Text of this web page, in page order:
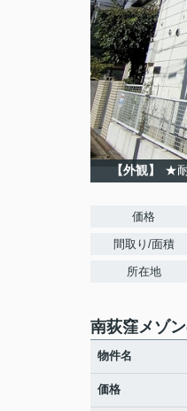
【外観】 ★
価格
間取り/面積
所在地
南荻窪メゾ
物件名
価格